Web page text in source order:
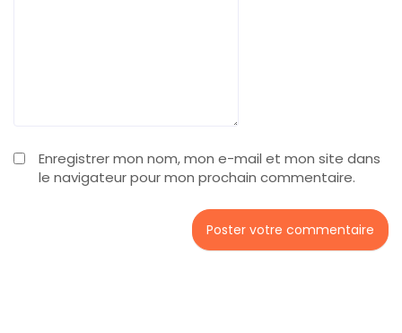
Enregistrer mon nom, mon e-mail et mon site dans
le navigateur pour mon prochain commentaire.